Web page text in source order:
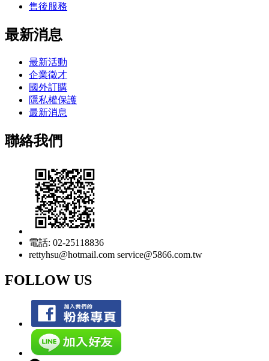
售後服務
最新消息
最新活動
企業徵才
國外訂購
隱私權保護
最新消息
聯絡我們
電話: 02-25118836
rettyhsu@hotmail.com service@5866.com.tw
FOLLOW US